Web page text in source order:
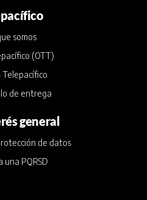
somos
(OTT)
Telepacífico
de entrega
general
de datos
una PQRSD